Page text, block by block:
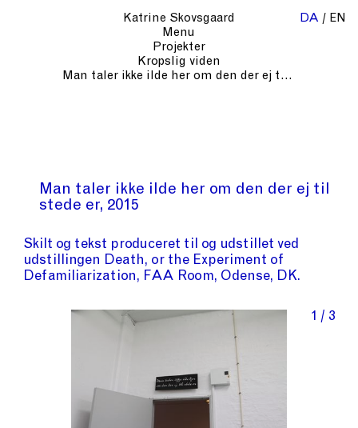
Katrine Skovsgaard
Menu
Projekter
Kropslig viden
Man taler ikke ilde her om den der ej til stede er
DA EN
Man taler ikke ilde her om den der ej til
stede er 2015
Skilt og tekst produceret til og udstillet ved
udstillingen Death, or the Experiment of
Defamiliarization, FAA Room, Odense, DK.
1 / 3